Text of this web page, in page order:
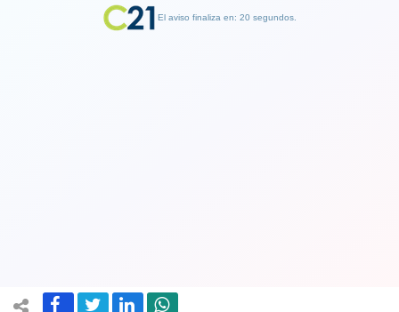
El aviso finaliza en: 19 segundos.